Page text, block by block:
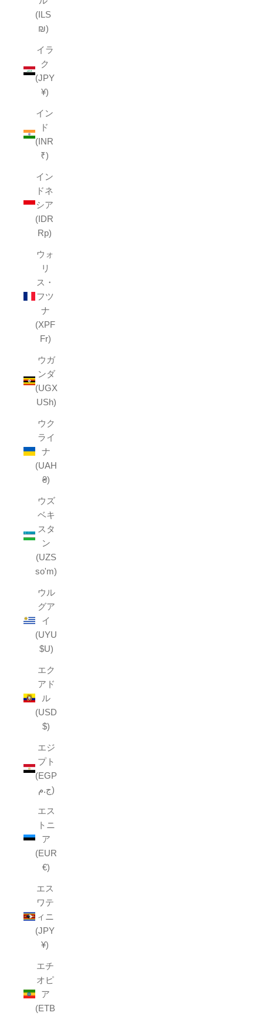
(ILS
₪)
イラ
ク
(JPY
¥)
イン
ド
(INR
₹)
イン
ドネ
シア
(IDR
Rp)
ウォ
リ
ス・
フツ
ナ
(XPF
Fr)
ウガ
ンダ
(UGX
USh)
ウク
ライ
ナ
(UAH
₴)
ウズ
ベキ
スタ
ン
(UZS
so'm)
ウル
グア
イ
(UYU
$U)
エク
アド
ル
(USD
$)
エジ
プト
(EGP
ج.م)
エス
トニ
ア
(EUR
€)
エス
ワテ
ィニ
(JPY
¥)
エチ
オピ
ア
(ETB